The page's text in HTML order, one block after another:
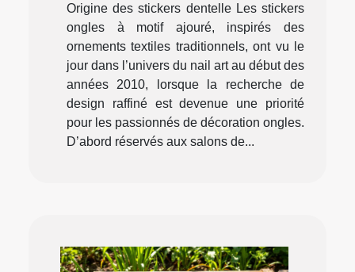
Origine des stickers dentelle Les stickers
ongles à motif ajouré, inspirés des
ornements textiles traditionnels, ont vu le
jour dans l’univers du nail art au début des
années 2010, lorsque la recherche de
design raffiné est devenue une priorité
pour les passionnés de décoration ongles.
D’abord réservés aux salons de...